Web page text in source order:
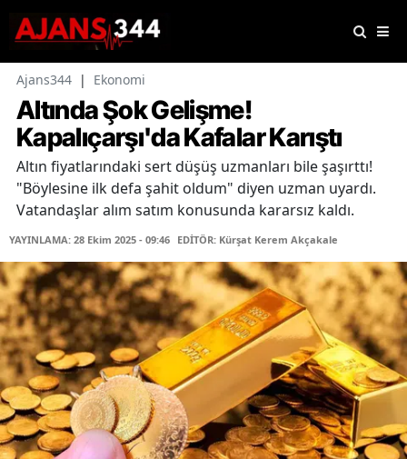
Ajans344 | Ekonomi
Altında Şok Gelişme!
Kapalıçarşı'da Kafalar Karıştı
Altın fiyatlarındaki sert düşüş uzmanları bile şaşırttı!
"Böylesine ilk defa şahit oldum" diyen uzman uyardı.
Vatandaşlar alım satım konusunda kararsız kaldı.
YAYINLAMA: 28 Ekim 2025 - 09:46 EDİTÖR: Kürşat Kerem Akçakale